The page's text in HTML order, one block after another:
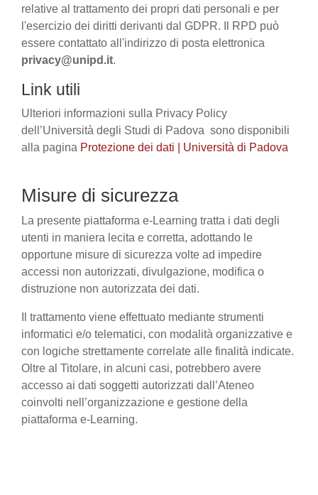
relative al trattamento dei propri dati personali e per
l'esercizio dei diritti derivanti dal GDPR. Il RPD può
essere contattato all'indirizzo di posta elettronica
privacy@unipd.it.
Link utili
Ulteriori informazioni sulla Privacy Policy
dell’Università degli Studi di Padova sono disponibili
alla pagina Protezione dei dati | Università di Padova
Misure di sicurezza
La presente piattaforma e-Learning tratta i dati degli
utenti in maniera lecita e corretta, adottando le
opportune misure di sicurezza volte ad impedire
accessi non autorizzati, divulgazione, modifica o
distruzione non autorizzata dei dati.
Il trattamento viene effettuato mediante strumenti
informatici e/o telematici, con modalità organizzative e
con logiche strettamente correlate alle finalità indicate.
Oltre al Titolare, in alcuni casi, potrebbero avere
accesso ai dati soggetti autorizzati dall’Ateneo
coinvolti nell’organizzazione e gestione della
piattaforma e-Learning.